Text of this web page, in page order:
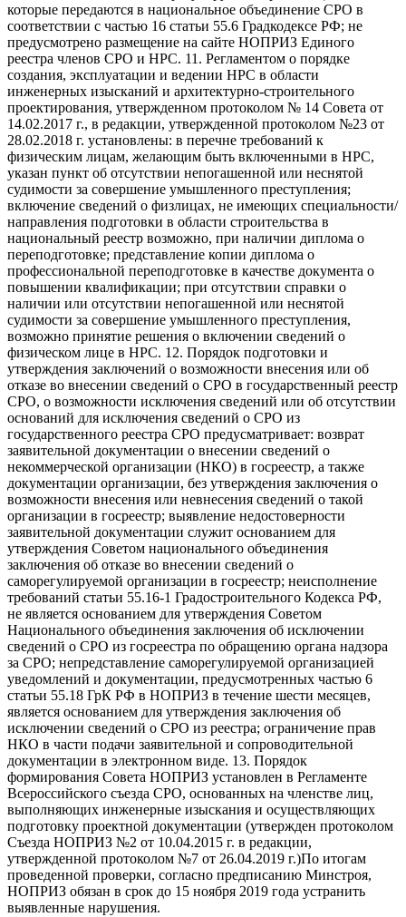
которые передаются в национальное объединение СРО в
соответствии с частью 16 статьи 55.6 Градкодексе РФ; не
предусмотрено размещение на сайте НОПРИЗ Единого
реестра членов СРО и НРС. 11. Регламентом о порядке
создания, эксплуатации и ведении НРС в области
инженерных изысканий и архитектурно-строительного
проектирования, утвержденном протоколом № 14 Совета от
14.02.2017 г., в редакции, утвержденной протоколом №23 от
28.02.2018 г. установлены: в перечне требований к
физическим лицам, желающим быть включенными в НРС,
указан пункт об отсутствии непогашенной или неснятой
судимости за совершение умышленного преступления;
включение сведений о физлицах, не имеющих специальности/
направления подготовки в области строительства в
национальный реестр возможно, при наличии диплома о
переподготовке; представление копии диплома о
профессиональной переподготовке в качестве документа о
повышении квалификации; при отсутствии справки о
наличии или отсутствии непогашенной или неснятой
судимости за совершение умышленного преступления,
возможно принятие решения о включении сведений о
физическом лице в НРС. 12. Порядок подготовки и
утверждения заключений о возможности внесения или об
отказе во внесении сведений о СРО в государственный реестр
СРО, о возможности исключения сведений или об отсутствии
оснований для исключения сведений о СРО из
государственного реестра СРО предусматривает: возврат
заявительной документации о внесении сведений о
некоммерческой организации (НКО) в госреестр, а также
документации организации, без утверждения заключения о
возможности внесения или невнесения сведений о такой
организации в госреестр; выявление недостоверности
заявительной документации служит основанием для
утверждения Советом национального объединения
заключения об отказе во внесении сведений о
саморегулируемой организации в госреестр; неисполнение
требований статьи 55.16-1 Градостроительного Кодекса РФ,
не является основанием для утверждения Советом
Национального объединения заключения об исключении
сведений о СРО из госреестра по обращению органа надзора
за СРО; непредставление саморегулируемой организацией
уведомлений и документации, предусмотренных частью 6
статьи 55.18 ГрК РФ в НОПРИЗ в течение шести месяцев,
является основанием для утверждения заключения об
исключении сведений о СРО из реестра; ограничение прав
НКО в части подачи заявительной и сопроводительной
документации в электронном виде. 13. Порядок
формирования Совета НОПРИЗ установлен в Регламенте
Всероссийского съезда СРО, основанных на членстве лиц,
выполняющих инженерные изыскания и осуществляющих
подготовку проектной документации (утвержден протоколом
Съезда НОПРИЗ №2 от 10.04.2015 г. в редакции,
утвержденной протоколом №7 от 26.04.2019 г.)По итогам
проведенной проверки, согласно предписанию Минстроя,
НОПРИЗ обязан в срок до 15 ноября 2019 года устранить
выявленные нарушения.